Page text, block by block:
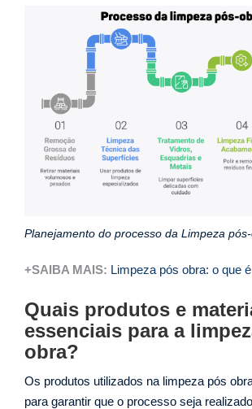
Planejamento do processo da Limpeza
+SAIBA MAIS: Limpeza pós obra: o que
Quais produtos e
essenciais para a
obra?
Os produtos utilizados na limpeza pós
para garantir que o processo seja